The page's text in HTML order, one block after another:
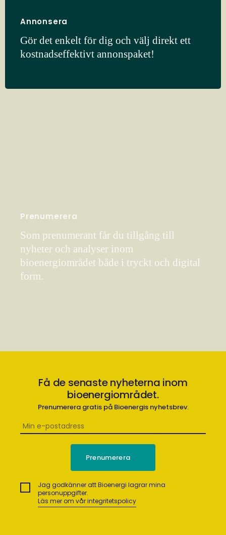
Annonsera
Gör det enkelt för dig och välj direkt ett
kostnadseffektivt annonspaket!
Prenumerera
Som prenumerant får du tillgång till
nyheter och analyser inom
bioenergiområdet både i tryckt och digital
form.
Få de senaste nyheterna inom
bioenergiområdet.
Prenumerera gratis på Bioenergis nyhetsbrev.
Jag godkänner att Bioenergi lagrar mina
personuppgifter.
Läs mer om vår integritetspolicy